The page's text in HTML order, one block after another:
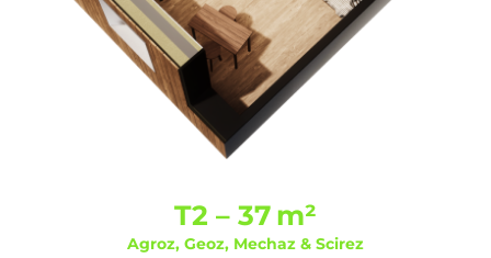
T2 – 37 m²
Agroz, Geoz, Mechaz & Scirez